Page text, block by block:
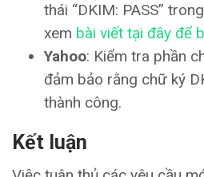
thái “DKIM: PASS”
xem bài viết tại đây để
Yahoo: Kiểm tra phần
đảm bảo rằng chữ ký
thành công.
Kết luận